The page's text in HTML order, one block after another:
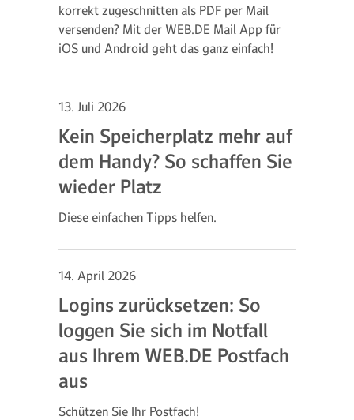
korrekt zugeschnitten als PDF per Mail
versenden? Mit der WEB.DE Mail App für
iOS und Android geht das ganz einfach!
13. Juli 2026
Kein Speicherplatz mehr auf
dem Handy? So schaffen Sie
wieder Platz
Diese einfachen Tipps helfen.
14. April 2026
Logins zurücksetzen: So
loggen Sie sich im Notfall
aus Ihrem WEB.DE Postfach
aus
Schützen Sie Ihr Postfach!